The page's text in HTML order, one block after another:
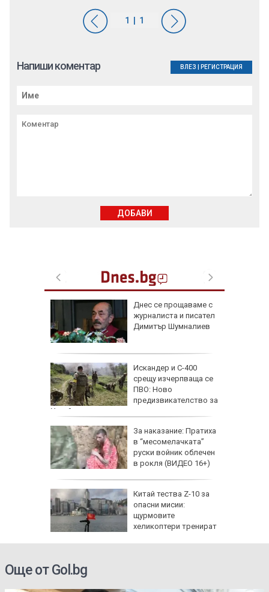
Днес се прощаваме с
журналиста и писател
Димитър Шумналиев
Искандер и С-400
срещу изчерпваща се
ПВО: Ново
предизвикателство за
Украйна
За наказание: Пратиха
в “месомелачката”
руски войник облечен
в рокля (ВИДЕО 16+)
Китай тества Z-10 за
опасни мисии:
щурмовите
хеликоптери тренират
Напиши коментар ВЛЕЗ РЕГИСТРАЦИЯ
ДОБАВИ
Още от Gol.bg